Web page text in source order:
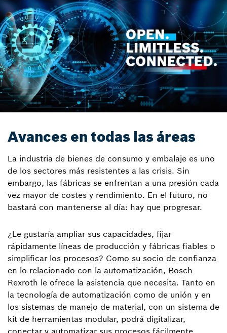
Avances en todas las áreas
La industria de bienes de consumo y embalaje es uno
de los sectores más resistentes a las crisis. Sin
embargo, las fábricas se enfrentan a una presión cada
vez mayor de costes y rendimiento. En el futuro, no
bastará con mantenerse al día: hay que progresar.
¿Le gustaría ampliar sus capacidades, fijar
rápidamente líneas de producción y fábricas fiables o
simplificar los procesos? Como su socio de confianza
en lo relacionado con la automatización, Bosch
Rexroth le ofrece la asistencia que necesita. Tanto en
la tecnología de automatización como de unión y en
los sistemas de manejo de material, con un sistema de
kit de herramientas modular, podrá digitalizar,